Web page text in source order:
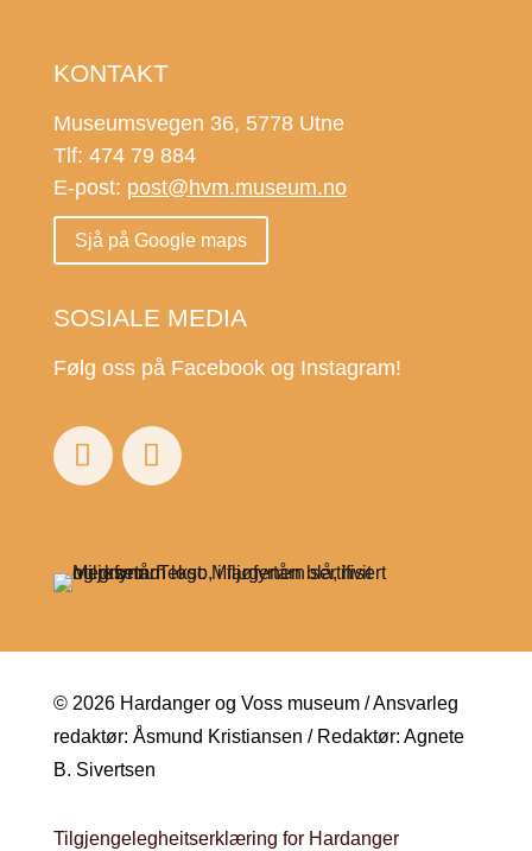
KONTAKT
Museumsvegen 36, 5778 Utne
Tlf: 474 79 884
E-post: post@hvm.museum.no
Sjå på Google maps
SOSIALE MEDIA
Følg oss på Facebook og Instagram!
© 2026 Hardanger og Voss museum / Ansvarleg
redaktør: Åsmund Kristiansen / Redaktør: Agnete
B. Sivertsen
Tilgjengelegheitserklæring for Hardanger